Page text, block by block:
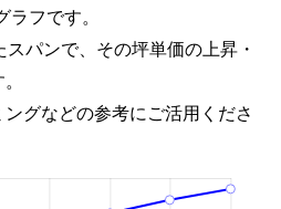
フです。
パンで、その坪単価の上昇・
グなどの参考にご活用くださ